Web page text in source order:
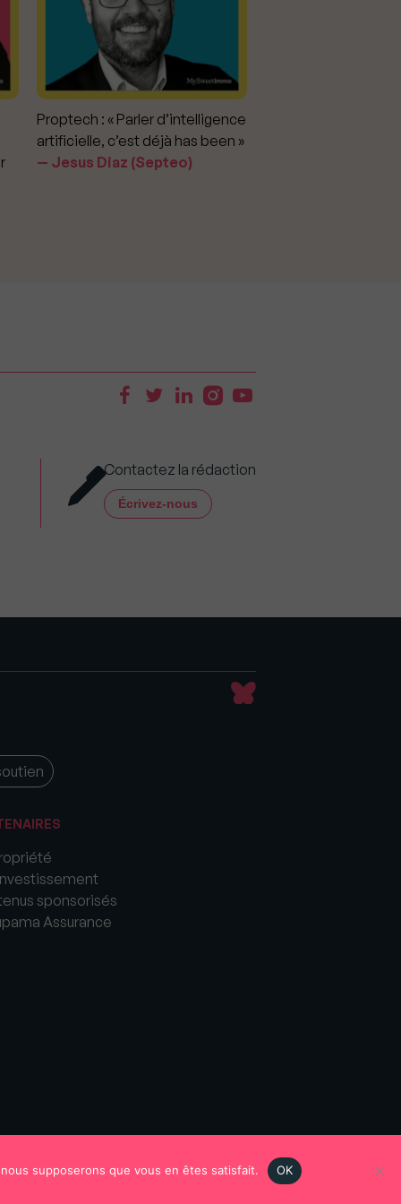
Proptech : « Parler d’intelligence
artificielle, c’est déjà has been »
Jesus Diaz (Septeo)
Contactez la rédaction
Écrivez-nous
sponsorisés
Assurance
supposerons que vous en êtes satisfait. OK